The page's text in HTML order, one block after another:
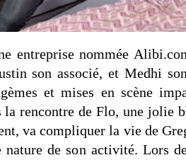
entreprise nommée
son associé, et Medhi
et mises en scène
rencontre de Flo, une jolie
va compliquer la vie de
de son activité. Lors